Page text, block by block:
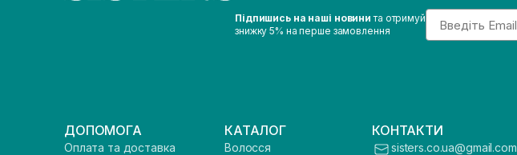
Підпишись на наші новини та отримуй
знижку 5% на перше замовлення
Email
ДОПОМОГА
Оплата та доставка
КАТАЛОГ
Волосся
КОНТАКТИ
sisters.co.ua@gmail.com